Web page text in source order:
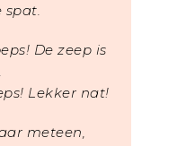
De zeep is
Lekker nat!
meteen,